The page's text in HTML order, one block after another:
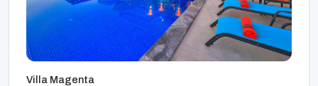
Villa Magenta